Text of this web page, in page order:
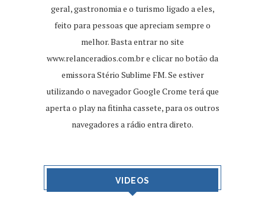
geral, gastronomia e o turismo ligado a eles,
feito para pessoas que apreciam sempre o
melhor. Basta entrar no site
www.relanceradios.com.bre clicar no botão da
emissora Stério Sublime FM. Se estiver
utilizando o navegador Google Crome terá que
aperta o play na fitinha cassete, para os outros
navegadores a rádio entra direto.
VIDEOS